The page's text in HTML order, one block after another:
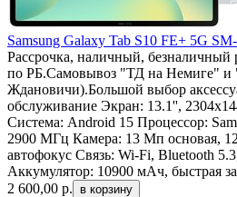
Samsung Galaxy Tab S10 FE+ 5G
Рассрочка, наличный, безналичный
по РБ.Самовывоз "ТД на Немиге"
Ждановичи).Большой выбор
обслуживание Экран: 13.1'',
Система: Android 15 Процессор:
2900 МГц Камера: 13 Мп основая,
автофокус Связь: Wi-Fi, Bluetooth
Аккумулятор: 10900 мАч, быстрая
2 600,00 р.